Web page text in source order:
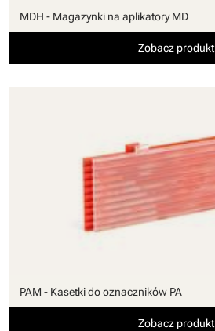
MDH - Magazynki na aplikatory MD
Zobacz produkt
PAM - Kasetki do oznaczników PA
Zobacz produkt